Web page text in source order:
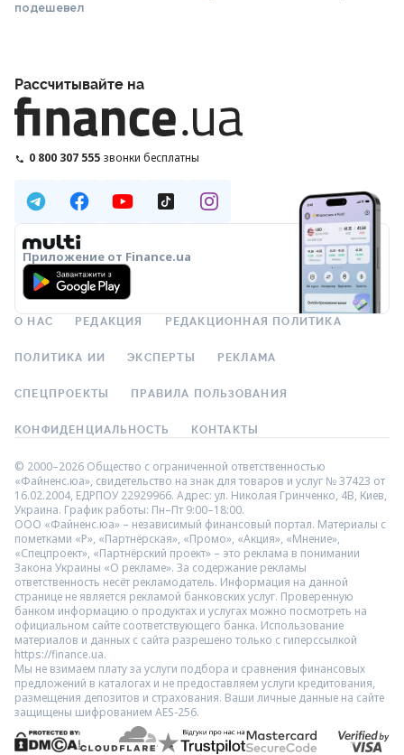
подешевел
Рассчитывайте на
0 800 307 555 звонки бесплатны
Приложение от Finance.ua
О НАС РЕДАКЦИЯ РЕДАКЦИОННАЯ ПОЛИТИКА
ПОЛИТИКА ИИ ЭКСПЕРТЫ РЕКЛАМА
СПЕЦПРОЕКТЫ ПРАВИЛА ПОЛЬЗОВАНИЯ
КОНФИДЕНЦИАЛЬНОСТЬ КОНТАКТЫ
© 2000–2026 Общество с ограниченной ответственностью
«Файненс.юа», свидетельство на знак для товаров и услуг № 37423 от
16.02.2004, ЕДРПОУ 22929966. Адрес: ул. Николая Гринченко, 4В, Киев,
Украина. График работы: Пн–Пт 9:00–18:00.
ООО «Файненс.юа» – независимый финансовый портал. Материалы с
пометками «Р», «Партнёрская», «Промо», «Акция», «Мнение»,
«Спецпроект», «Партнёрский проект» – это реклама в понимании
Закона Украины «О рекламе». За содержание рекламы
ответственность несёт рекламодатель. Информация на данной
странице не является рекламой банковских услуг. Проверенную
банком информацию о продуктах и услугах можно посмотреть на
официальном сайте соответствующего банка. Использование
материалов и данных с сайта разрешено только с гиперссылкой
https://finance.ua.
Мы не взимаем плату за услуги подбора и сравнения финансовых
предложений в каталогах и не предоставляем услуги кредитования,
размещения депозитов и страхования. Ваши личные данные на сайте
защищены шифрованием AES-256.